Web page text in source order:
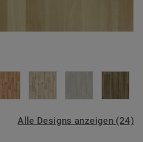
Alle Designs anzeigen (24)